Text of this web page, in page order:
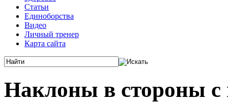
Статьи
Единоборства
Видео
Личный тренер
Карта сайта
Наклоны в стороны с